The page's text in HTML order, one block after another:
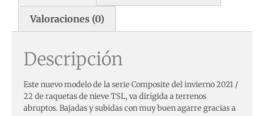
Valoraciones (0)
Descripción
Este nuevo modelo de la serie Composite del invierno 2021 /
22 de raquetas de nieve TSL, va dirigida a terrenos
abruptos. Bajadas y subidas con muy buen agarre gracias a